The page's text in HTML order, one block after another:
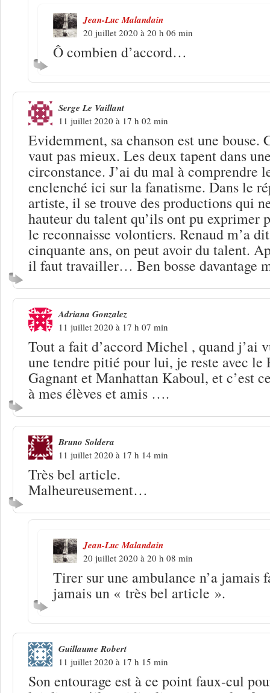
Jean-Luc Malandain
20 juillet 2020 à 20 h 06 min
Ô combien d’accord…
Serge Le Vaillant
11 juillet 2020 à 17 h 02 min
Evidemment, sa chanson est une bouse.
vaut pas mieux. Les deux tapent dans
circonstance. J’ai du mal à comprendre
enclenché ici sur la fanatisme. Dans le
artiste, il se trouve des productions qui
hauteur du talent qu’ils ont pu exprimer
le reconnaisse volontiers. Renaud m’a
cinquante ans, on peut avoir du talent.
il faut travailler… Ben bosse davantage
Adriana Gonzalez
11 juillet 2020 à 17 h 07 min
Tout a fait d’accord Michel , quand j’ai
une tendre pitié pour lui, je reste avec le
Gagnant et Manhattan Kaboul, et c’est
à mes élèves et amis ….
Bruno Soldera
11 juillet 2020 à 17 h 14 min
Très bel article.
Malheureusement…
Jean-Luc Malandain
20 juillet 2020 à 20 h 08 min
Tirer sur une ambulance n’a jamais
jamais un « très bel article ».
Guillaume Robert
11 juillet 2020 à 17 h 15 min
Son entourage est à ce point faux-cul